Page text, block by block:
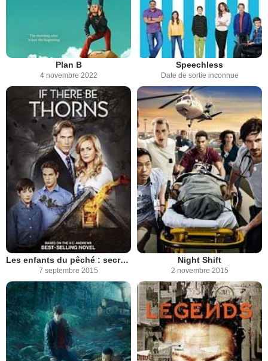
Plan B
4 novembre 2022
Speechless
Date de sortie inconnue
Les enfants du pêché : secrets de famille
7 septembre 2015
Night Shift
2 novembre 2015